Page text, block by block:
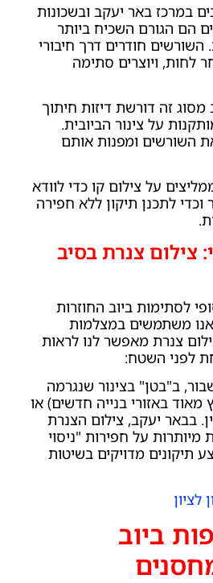
במרכז באר יעקב ובשכונות
הם הגורם השכיח ביותר
חודרים דרך חיבורי
לחות, ויוצרים סתימה
זה דורשת דיזות חיתוך
על צינור הביובית.
השורשים ומפנות אותם
על צילום קו כדי לוודא
וכדי לתכנן תיקון ללא חפירה
צילום צנרת בסיב
לסתימות ביוב החוזרות
משתמשים במצלמות
צנרת מאפשר לנו לראות
לפני השטח:
ב"בטן" בצינור שנגרמה
באזורי בנייה חדשים) או
בבאר יעקב, צילום הצנרת
מיותרות על חפירות "ניסוי
תיקונים מדויקים בשיטות
ביוב